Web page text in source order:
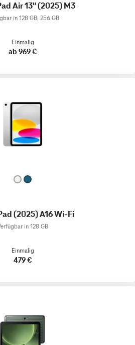
Air 13" (2025) M3
in 128 GB, 256 GB
Einmalig
ab 969 €
(2025) A16 Wi-Fi
in 128 GB
Einmalig
479 €